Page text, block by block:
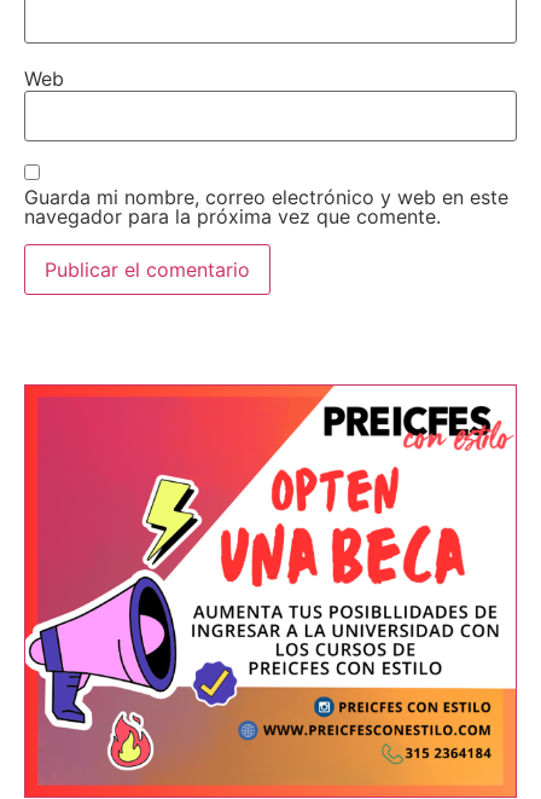
Web
Guarda mi nombre, correo electrónico y web en este
navegador para la próxima vez que comente.